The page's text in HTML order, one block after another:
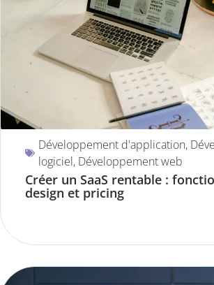
Développement d'application,
logiciel, Développement web
Créer un SaaS rentable :
design et pricing